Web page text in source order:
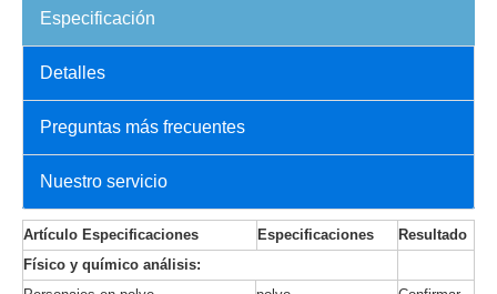
Especificación
Detalles
Preguntas más frecuentes
Nuestro servicio
Artículo Especificaciones Especificaciones
Resultado
Físico y químico análisis: